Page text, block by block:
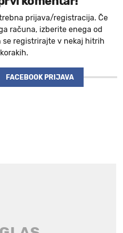
prijava/registracija. Če
računa, izberite enega od
registrirajte v nekaj hitrih
korakih.
FACEBOOK PRIJAVA